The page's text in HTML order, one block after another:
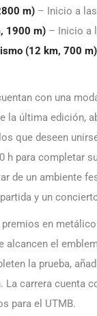
m) – Inicio a
1900 m) – Inicio a
(12 km, 700 m)
con una
la última edición,
que deseen
h para completar
de un ambiente
y un
en
alcancen el
la prueba,
La carrera cuenta
para el UTMB.